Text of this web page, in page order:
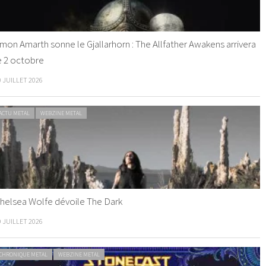
Amarth sonne le Gjallarhorn : The Allfather Awakens arrivera
2 octobre
JUILLET 2026
METAL WEBZINE METAL
Wolfe dévoile The Dark
JUILLET 2026
METAL WEBZINE METAL